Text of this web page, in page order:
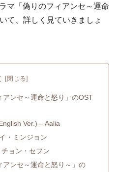
マ「偽りのフィアンセ～運命
て、詳しく見ていきましょ
アンセ～運命と怒り」のOST
Ver.) – Aalia
・ミンジョン
ョン・セフン
アンセ～運命と怒り～」の